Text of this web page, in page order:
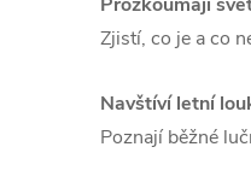
Prozkoumají
Zjistí, co je a co
Navštíví letní
Poznají běžné